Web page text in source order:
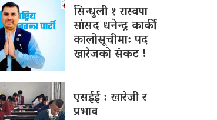
सिन्धुली १ रास्वपा
सांसद धनेन्द्र कार्की
कालोसूचीमा: पद
खारेजको संकट !
एसईई : खारेजी र
प्रभाव